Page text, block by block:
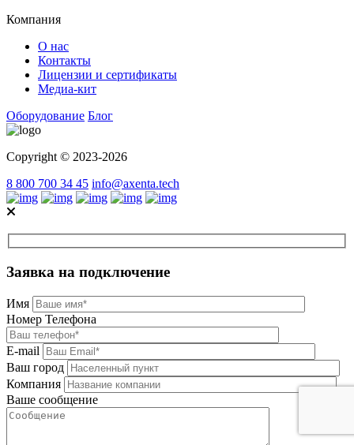
Компания
О нас
Контакты
Лицензии и сертификаты
Медиа-кит
Оборудование Блог
Copyright © 2023-2026
8 800 700 34 45 info@axenta.tech
Заявка на подключение
Имя
Номер Телефона
E-mail
Ваш город
Компания
Ваше сообщение